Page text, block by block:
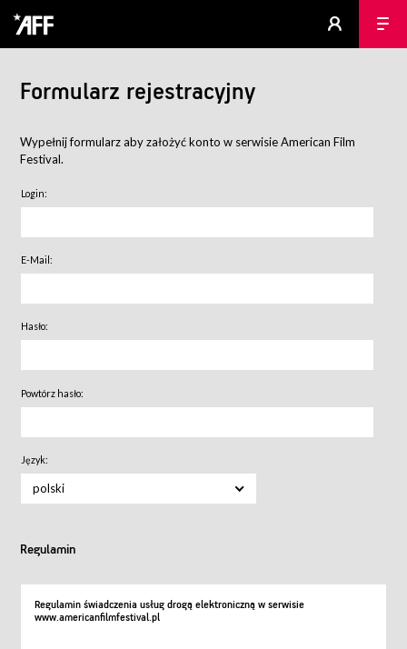
Formularz rejestracyjny
Wypełnij formularz aby założyć konto w serwisie American Film
Festival.
Login:
E-Mail:
Hasło:
Powtórz hasło:
Język:
polski
Regulamin
Regulamin świadczenia usług drogą elektroniczną w serwisie
www.americanfilmfestival.pl